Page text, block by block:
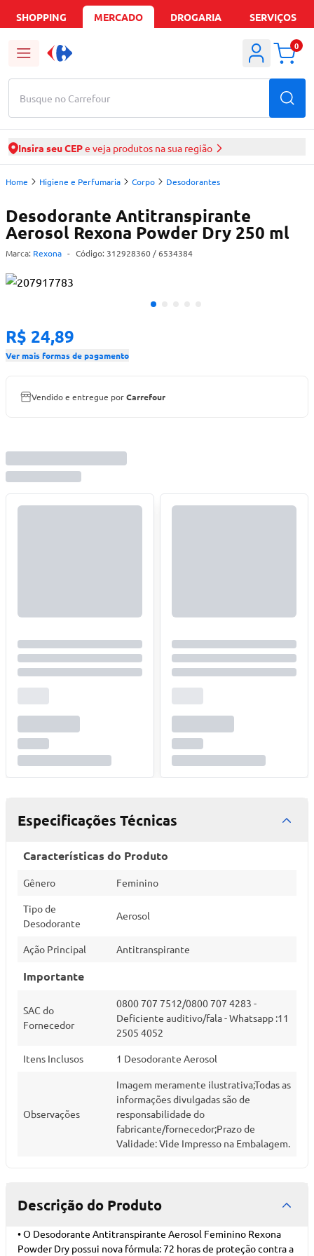
SHOPPING MERCADO DROGARIA SERVIÇOS
Busque no Carrefour
0
Insira seu CEPe veja produtos na sua região
Home Higiene e Perfumaria Corpo Desodorantes
Desodorante Antitranspirante
Aerosol Rexona Powder Dry 250 ml
Marca: Rexona - Código: 312928360 / 6534384
R$ 24,89
Ver mais formas de pagamento
Vendido e entregue porCarrefour
Especificações Técnicas
Características do Produto
Gênero Feminino
Tipo de
Desodorante
Aerosol
Ação Principal Antitranspirante
Importante
SAC do
Fornecedor
0800 707 7512/0800 707 4283 -
Deficiente auditivo/fala - Whatsapp :11
2505 4052
Itens Inclusos 1 Desodorante Aerosol
Observações
Imagem meramente ilustrativa;Todas as
informações divulgadas são de
responsabilidade do
fabricante/fornecedor;Prazo de
Validade: Vide Impresso na Embalagem.
Descrição do Produto
• O Desodorante Antitranspirante Aerosol Feminino Rexona
Powder Dry possui nova fórmula: 72 horas de proteção contra a